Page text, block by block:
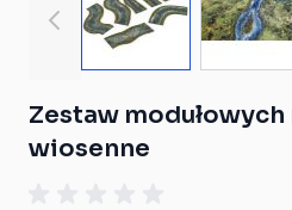
Zestaw modułowych
wiosenne